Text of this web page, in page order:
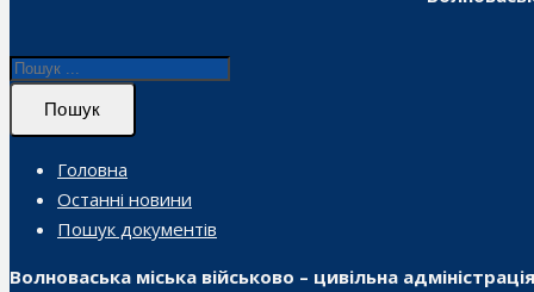
Пошук
Головна
Останні новини
Пошук документів
Волноваська міська військово – цивільна адміністрація